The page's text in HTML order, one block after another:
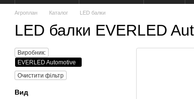
Агроплан Каталог LED балки
LED балки EVERLED
Виробник:
EVERLED Automotive
Очистити фільтр
Вид